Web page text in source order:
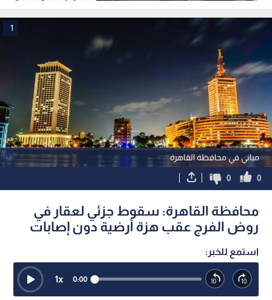
الهزة الأرضية
2018
مباني في محافظة القاهرة
1
0
0
محافظة القاهرة: سقوط جزئي لعقار في
روض الفرج عقب هزة أرضية دون إصابات
استمع للخبر:
0:00
1x